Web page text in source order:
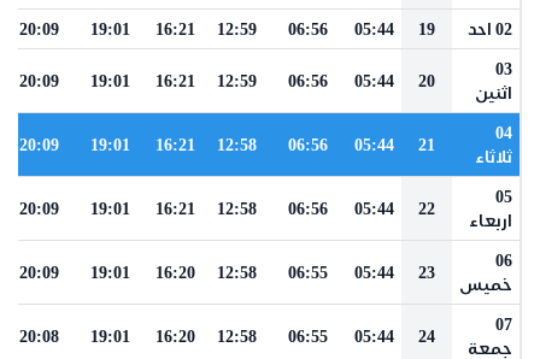
02 احد 19
05:44
06:56
12:59
16:21
19:01
20:09
03
اثنين
20
05:44
06:56
12:59
16:21
19:01
20:09
04
ثلاثاء
21
05:44
06:56
12:58
16:21
19:01
20:09
05
اربعاء
22
05:44
06:56
12:58
16:21
19:01
20:09
06
خميس
23
05:44
06:55
12:58
16:20
19:01
20:09
07
جمعة
24
05:44
06:55
12:58
16:20
19:01
20:08